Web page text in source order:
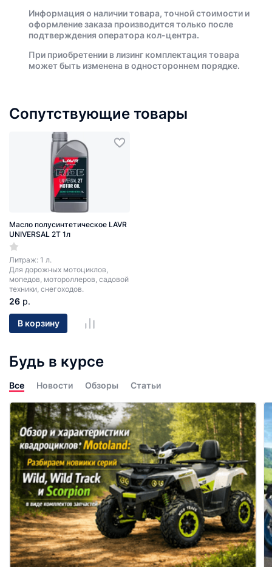
Информация о наличии товара, точной стоимости и
оформление заказа производится только после
подтверждения оператора кол-центра.
При приобретении в лизинг комплектация товара
может быть изменена в одностороннем порядке.
Сопутствующие товары
Масло полусинтетическое LAVR
UNIVERSAL 2T 1л
Литраж: 1 л.
Для дорожных мотоциклов,
мопедов, мотороллеров, садовой
техники, снегоходов.
26 р.
В корзину
Будь в курсе
Все Новости Обзоры Статьи